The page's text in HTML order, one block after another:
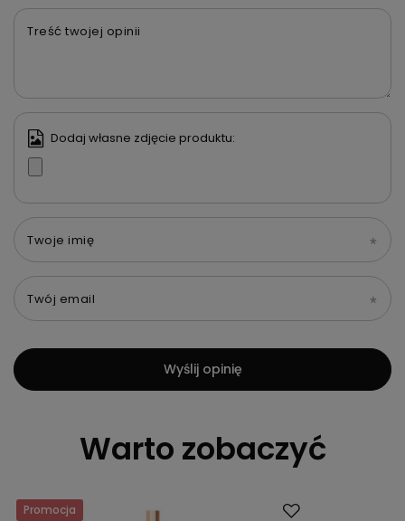
Treść twojej opinii
Dodaj własne zdjęcie produktu:
Twoje imię
Twój email
Wyślij opinię
Warto zobaczyć
Promocja